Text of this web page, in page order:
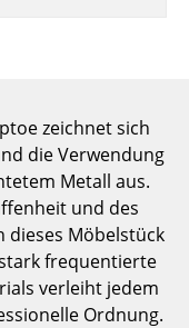
zeichnet sich
die Verwendung
Metall aus.
und des
dieses Möbelstück
frequentierte
verleiht jedem
Ordnung.